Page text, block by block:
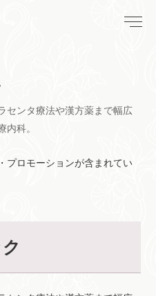
センタ療法や漢方薬まで幅広
内科。
プロモーションが含まれてい